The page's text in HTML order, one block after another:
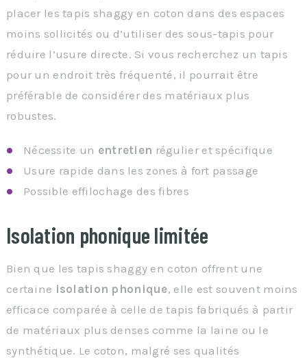
placer les tapis shaggy en coton dans des espaces
moins sollicités ou d’utiliser des sous-tapis pour
réduire l’usure directe. Si vous recherchez un tapis
pour un endroit très fréquenté, il pourrait être
préférable de considérer des matériaux plus
robustes.
Nécessite un entretien régulier et spécifique
Usure rapide dans les zones à fort passage
Possible effilochage des fibres
Isolation phonique limitée
Bien que les tapis shaggy en coton offrent une
certaine isolation phonique, elle est souvent moins
efficace comparée à celle de tapis fabriqués à partir
de matériaux plus denses comme la laine ou le
synthétique. Le coton, malgré ses qualités